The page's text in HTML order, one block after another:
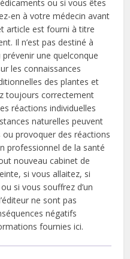
ou si vous êtes
en à votre médecin avant
article est fourni à titre
Il n’est pas destiné à
une quelconque
les connaissances
des plantes et
toujours correctement
réactions individuelles
naturelles peuvent
provoquer des réactions
professionnel de la santé
nouveau cabinet de
si vous allaitez, si
si vous souffrez d’un
ne sont pas
négatifs
fournies ici.